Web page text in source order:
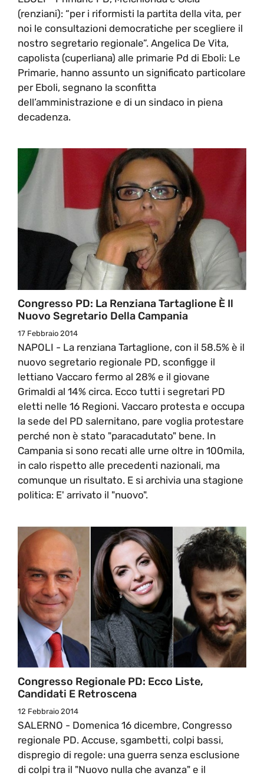
(renziani): “per i riformisti la partita della vita, per
noi le consultazioni democratiche per scegliere il
nostro segretario regionale”. Angelica De Vita,
capolista (cuperliana) alle primarie Pd di Eboli: Le
Primarie, hanno assunto un significato particolare
per Eboli, segnano la sconfitta
dell’amministrazione e di un sindaco in piena
decadenza.
Congresso PD: La Renziana Tartaglione È Il
Nuovo Segretario Della Campania
17 Febbraio 2014
NAPOLI - La renziana Tartaglione, con il 58.5% è il
nuovo segretario regionale PD, sconfigge il
lettiano Vaccaro fermo al 28% e il giovane
Grimaldi al 14% circa. Ecco tutti i segretari PD
eletti nelle 16 Regioni. Vaccaro protesta e occupa
la sede del PD salernitano, pare voglia protestare
perché non è stato "paracadutato" bene. In
Campania si sono recati alle urne oltre in 100mila,
in calo rispetto alle precedenti nazionali, ma
comunque un risultato. E si archivia una stagione
politica: E' arrivato il "nuovo".
Congresso Regionale PD: Ecco Liste,
Candidati E Retroscena
12 Febbraio 2014
SALERNO - Domenica 16 dicembre, Congresso
regionale PD. Accuse, sgambetti, colpi bassi,
dispregio di regole: una guerra senza esclusione
di colpi tra il "Nuovo nulla che avanza" e il